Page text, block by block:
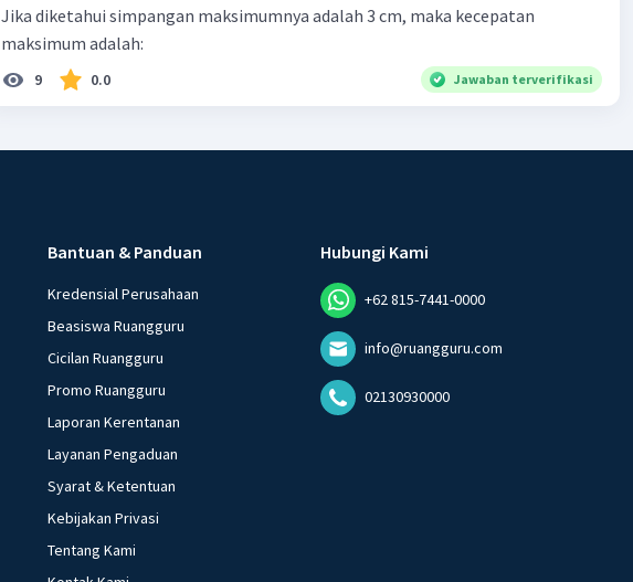
Jika diketahui simpangan maksimumnya adalah 3 cm, maka kecepatan
maksimum adalah:
9 0.0 Jawaban terverifikasi
Bantuan & Panduan
Kredensial Perusahaan
Beasiswa Ruangguru
Cicilan Ruangguru
Promo Ruangguru
Laporan Kerentanan
Layanan Pengaduan
Syarat & Ketentuan
Kebijakan Privasi
Tentang Kami
Hubungi Kami
+62 815-7441-0000
info@ruangguru.com
02130930000